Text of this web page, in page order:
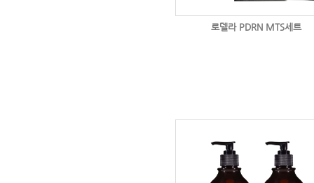
로델라 PDRN MTS세트